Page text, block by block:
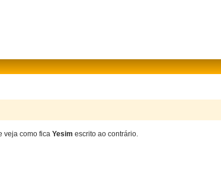
veja como fica Yesim escrito ao contrário.